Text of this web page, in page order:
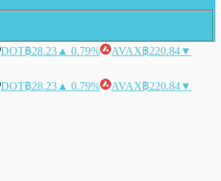
DOT฿28.23 ▲ 0.79% AVAX฿220.84▼
DOT฿28.23 ▲ 0.79% AVAX฿220.84▼